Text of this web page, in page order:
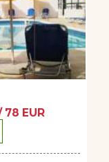
78 EUR